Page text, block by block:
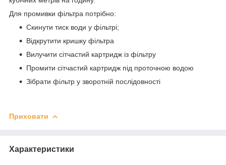
Для промивки фільтра потрібно:
Скинути тиск води у фільтрі;
Відкрутити кришку фільтра
Вилучити сітчастий картридж із фільтру
Промити сітчастий картридж під проточною водою
Зібрати фільтр у зворотній послідовності
Приховати
Характеристики